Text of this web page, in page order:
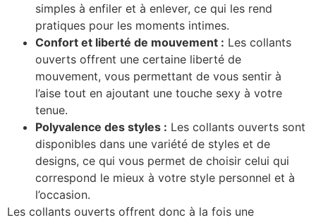
simples à enfiler et à enlever, ce qui les rend
pratiques pour les moments intimes.
Confort et liberté de mouvement : Les collants
ouverts offrent une certaine liberté de
mouvement, vous permettant de vous sentir à
l’aise tout en ajoutant une touche sexy à votre
tenue.
Polyvalence des styles : Les collants ouverts sont
disponibles dans une variété de styles et de
designs, ce qui vous permet de choisir celui qui
correspond le mieux à votre style personnel et à
l’occasion.
Les collants ouverts offrent donc à la fois une